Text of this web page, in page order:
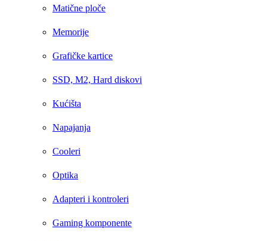
Matične ploče
Memorije
Grafičke kartice
SSD, M2, Hard diskovi
Kućišta
Napajanja
Cooleri
Optika
Adapteri i kontroleri
Gaming komponente